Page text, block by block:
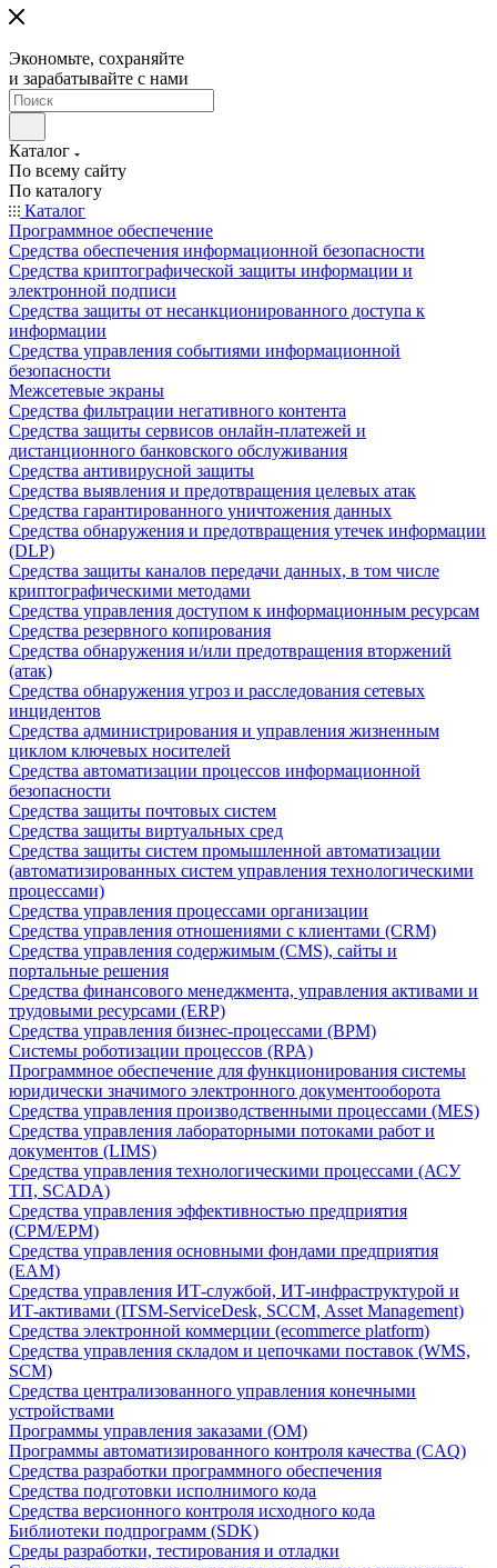
Экономьте, сохраняйте
и зарабатывайте с нами
Каталог
По всему сайту
По каталогу
Каталог
Программное обеспечение
Средства обеспечения информационной безопасности
Средства криптографической защиты информации и
электронной подписи
Средства защиты от несанкционированного доступа к
информации
Средства управления событиями информационной
безопасности
Межсетевые экраны
Средства фильтрации негативного контента
Средства защиты сервисов онлайн-платежей и
дистанционного банковского обслуживания
Средства антивирусной защиты
Средства выявления и предотвращения целевых атак
Средства гарантированного уничтожения данных
Средства обнаружения и предотвращения утечек информации
(DLP)
Средства защиты каналов передачи данных, в том числе
криптографическими методами
Средства управления доступом к информационным ресурсам
Средства резервного копирования
Средства обнаружения и/или предотвращения вторжений
(атак)
Средства обнаружения угроз и расследования сетевых
инцидентов
Средства администрирования и управления жизненным
циклом ключевых носителей
Средства автоматизации процессов информационной
безопасности
Средства защиты почтовых систем
Средства защиты виртуальных сред
Средства защиты систем промышленной автоматизации
(автоматизированных систем управления технологическими
процессами)
Средства управления процессами организации
Средства управления отношениями с клиентами (CRM)
Средства управления содержимым (CMS), сайты и
портальные решения
Средства финансового менеджмента, управления активами и
трудовыми ресурсами (ERP)
Средства управления бизнес-процессами (BPM)
Системы роботизации процессов (RPA)
Программное обеспечение для функционирования системы
юридически значимого электронного документооборота
Средства управления производственными процессами (MES)
Средства управления лабораторными потоками работ и
документов (LIMS)
Средства управления технологическими процессами (АСУ
ТП, SCADA)
Средства управления эффективностью предприятия
(CPM/EPM)
Средства управления основными фондами предприятия
(EAM)
Средства управления ИТ-службой, ИТ-инфраструктурой и
ИТ-активами (ITSM-ServiceDesk, SCCM, Asset Management)
Средства электронной коммерции (ecommerce platform)
Средства управления складом и цепочками поставок (WMS,
SCM)
Средства централизованного управления конечными
устройствами
Программы управления заказами (OM)
Программы автоматизированного контроля качества (CAQ)
Средства разработки программного обеспечения
Средства подготовки исполнимого кода
Средства версионного контроля исходного кода
Библиотеки подпрограмм (SDK)
Среды разработки, тестирования и отладки